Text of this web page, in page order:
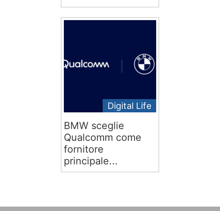
Digital Life
BMW sceglie
Qualcomm come
fornitore
principale...